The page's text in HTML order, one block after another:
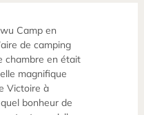
Camp en
de camping
chambre en était
magnifique
Victoire à
bonheur de